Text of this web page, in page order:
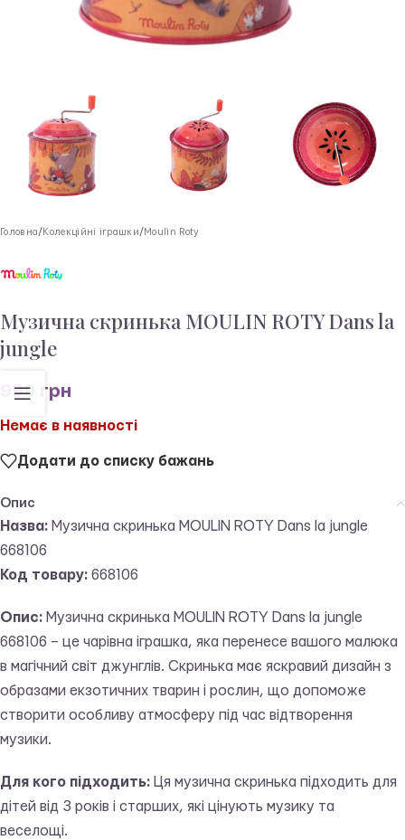
Головна / Колекційні іграшки / Moulin Roty
Музична скринька MOULIN ROTY Dans la
junglе
999 грн
Немає в наявності
Додати до списку бажань
Опис
Назва: Музична скринька MOULIN ROTY Dans la jungle
668106
Код товару: 668106
Опис: Музична скринька MOULIN ROTY Dans la jungle
668106 – це чарівна іграшка, яка перенесе вашого малюка
в магічний світ джунглів. Скринька має яскравий дизайн з
образами екзотичних тварин і рослин, що допоможе
створити особливу атмосферу під час відтворення
музики.
Для кого підходить: Ця музична скринька підходить для
дітей від 3 років і старших, які цінують музику та
веселощі.